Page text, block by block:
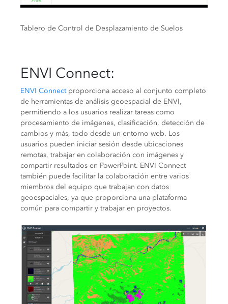
Tablero de Control de Desplazamiento de Suelos
ENVI Connect:
ENVI Connectproporciona acceso al conjunto completo
de herramientas de análisis geoespacial de ENVI,
permitiendo a los usuarios realizar tareas como
procesamiento de imágenes, clasificación, detección de
cambios y más, todo desde un entorno web. Los
usuarios pueden iniciar sesión desde ubicaciones
remotas, trabajar en colaboración con imágenes y
compartir resultados en PowerPoint. ENVI Connect
también puede facilitar la colaboración entre varios
miembros del equipo que trabajan con datos
geoespaciales, ya que proporciona una plataforma
común para compartir y trabajar en proyectos.